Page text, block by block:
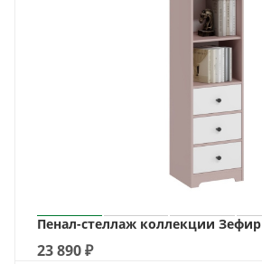
Пенал-стеллаж коллекции Зефир
23 890₽